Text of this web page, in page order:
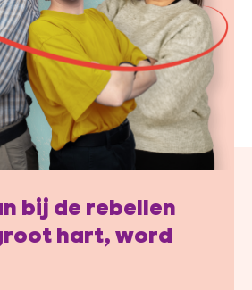
bij de rebellen
hart, word